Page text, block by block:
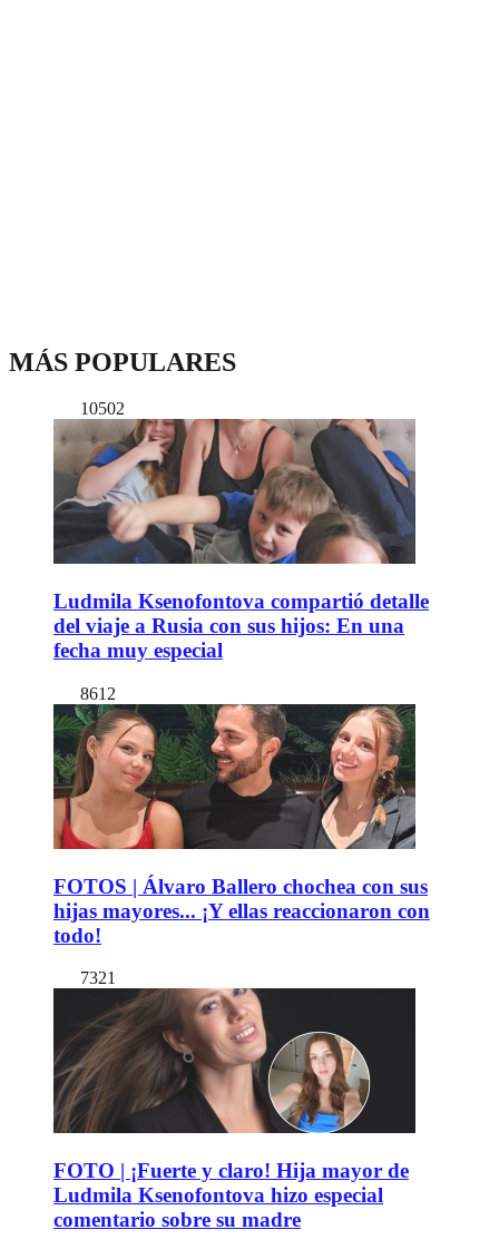
MÁS POPULARES
10502
Ludmila Ksenofontova compartió detalle
del viaje a Rusia con sus hijos: En una
fecha muy especial
8612
FOTOS | Álvaro Ballero chochea con sus
hijas mayores... ¡Y ellas reaccionaron con
todo!
7321
FOTO | ¡Fuerte y claro! Hija mayor de
Ludmila Ksenofontova hizo especial
comentario sobre su madre